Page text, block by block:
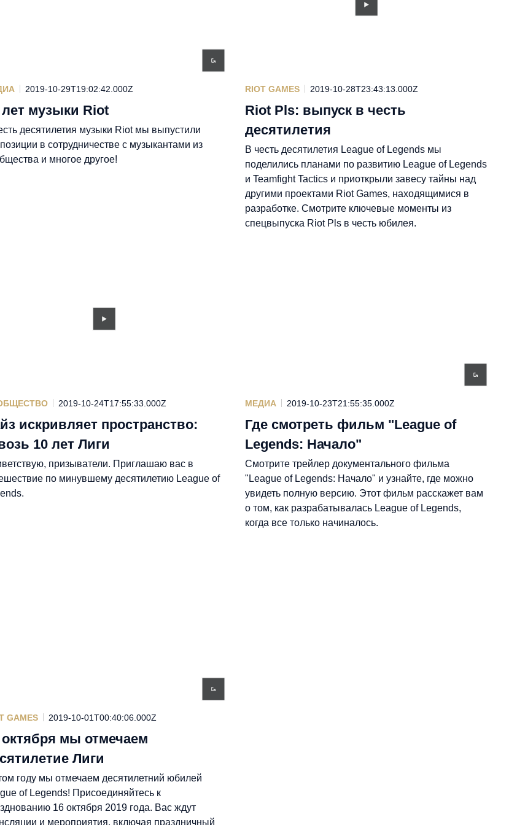
2019-10-29T19:02:42.000Z
лет музыки Riot
десятилетия музыки Riot мы выпустили
в сотрудничестве с музыкантами из
и многое другое!
RIOT GAMES 2019-10-28T23:43:13.000Z
Riot Pls: выпуск в честь
десятилетия
В честь десятилетия League of Legends мы
поделились планами по развитию League of Legends
и Teamfight Tactics и приоткрыли завесу тайны над
другими проектами Riot Games, находящимися в
разработке. Смотрите ключевые моменты из
спецвыпуска Riot Pls в честь юбилея.
2019-10-24T17:55:33.000Z
искривляет пространство:
10 лет Лиги
призыватели. Приглашаю вас в
по минувшему десятилетию League of
МЕДИА 2019-10-23T21:55:35.000Z
Где смотреть фильм "League of
Legends: Начало"
Смотрите трейлер документального фильма
"League of Legends: Начало" и узнайте, где можно
увидеть полную версию. Этот фильм расскажет вам
о том, как разрабатывалась League of Legends,
когда все только начиналось.
GAMES 2019-10-01T00:40:06.000Z
октября мы отмечаем
Лиги
году мы отмечаем десятилетний юбилей
of Legends! Присоединяйтесь к
16 октября 2019 года. Вас ждут
и мероприятия, включая праздничный